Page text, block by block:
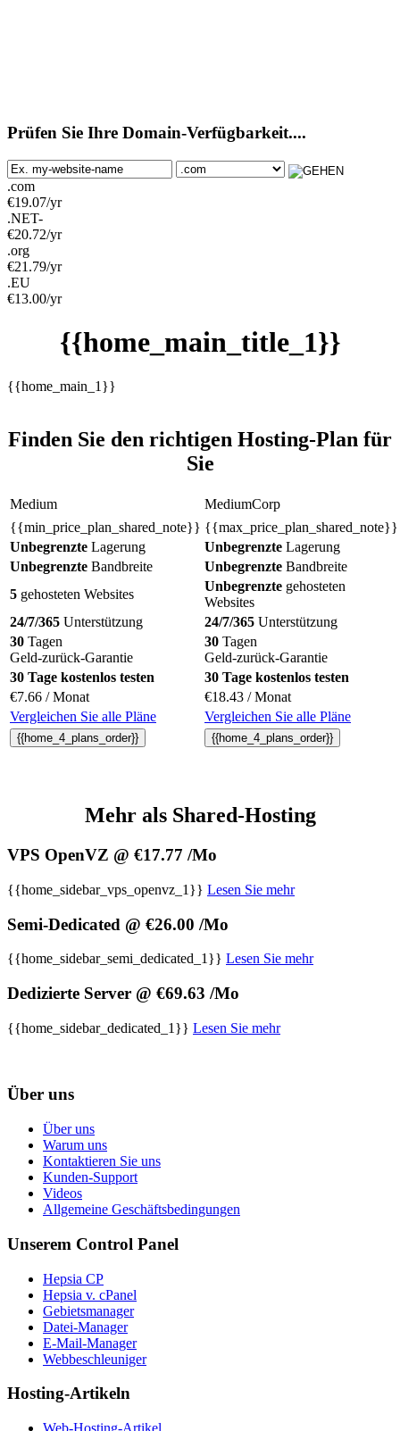
Prüfen Sie Ihre Domain-Verfügbarkeit....
.com
€19.07/yr
.NET-
€20.72/yr
.org
€21.79/yr
.EU
€13.00/yr
{{home_main_title_1}}
{{home_main_1}}
Finden Sie den richtigen Hosting-Plan für
Sie
Medium
MediumCorp
{{min_price_plan_shared_note}} {{max_price_plan_shared_note}}
Unbegrenzte Lagerung Unbegrenzte Lagerung
Unbegrenzte Bandbreite Unbegrenzte Bandbreite
5 gehosteten Websites
Unbegrenzte gehosteten
Websites
24/7/365 Unterstützung 24/7/365 Unterstützung
30 Tagen
Geld-zurück-Garantie
30 Tagen
Geld-zurück-Garantie
30 Tage kostenlos testen
30 Tage kostenlos testen
€7.66 / Monat €18.43 / Monat
Vergleichen Sie alle Pläne
Vergleichen Sie alle Pläne
{{home_4_plans_order}} {{home_4_plans_order}}
Mehr als Shared-Hosting
VPS OpenVZ @ €17.77 /Mo
{{home_sidebar_vps_openvz_1}} Lesen Sie mehr
Semi-Dedicated @ €26.00 /Mo
{{home_sidebar_semi_dedicated_1}} Lesen Sie mehr
Dedizierte Server @ €69.63 /Mo
{{home_sidebar_dedicated_1}} Lesen Sie mehr
Über uns
Über uns
Warum uns
Kontaktieren Sie uns
Kunden-Support
Videos
Allgemeine Geschäftsbedingungen
Unserem Control Panel
Hepsia CP
Hepsia v. cPanel
Gebietsmanager
Datei-Manager
E-Mail-Manager
Webbeschleuniger
Hosting-Artikeln
Web-Hosting-Artikel